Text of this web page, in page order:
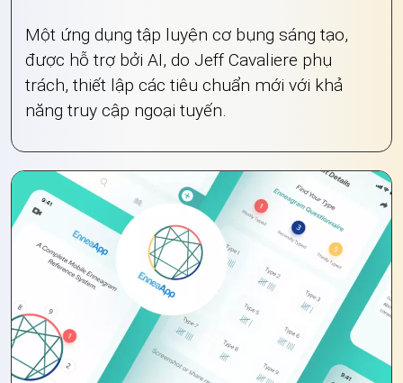
Một ứng dụng tập luyện cơ bụng sáng tạo,
được hỗ trợ bởi AI, do Jeff Cavaliere phụ
trách, thiết lập các tiêu chuẩn mới với khả
năng truy cập ngoại tuyến.